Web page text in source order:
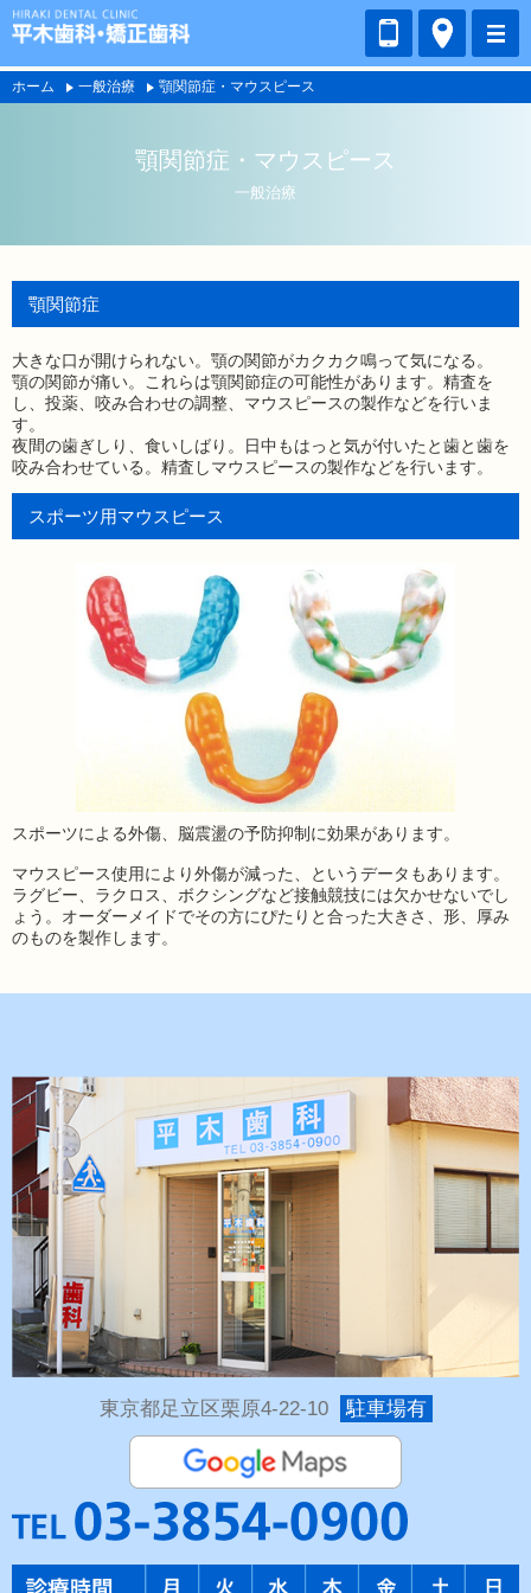
ホーム 一般治療 顎関節症・マウスピース
顎関節症・マウスピース
一般治療
顎関節症
大きな口が開けられない。顎の関節がカクカク鳴って気になる。
顎の関節が痛い。これらは顎関節症の可能性があります。精査を
し、投薬、咬み合わせの調整、マウスピースの製作などを行いま
す。
夜間の歯ぎしり、食いしばり。日中もはっと気が付いたと歯と歯を
咬み合わせている。精査しマウスピースの製作などを行います。
スポーツ用マウスピース
スポーツによる外傷、脳震盪の予防抑制に効果があります。
マウスピース使用により外傷が減った、というデータもあります。
ラグビー、ラクロス、ボクシングなど接触競技には欠かせないでし
ょう。オーダーメイドでその方にぴたりと合った大きさ、形、厚み
のものを製作します。
東京都足立区栗原4-22-10 駐車場有